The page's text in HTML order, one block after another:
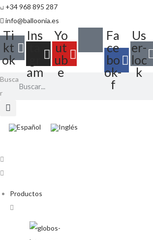
+34 968 895 287
info@balloonia.es
Ti
kt
ok
Ins
am
Yo
ut
ub
e
Fa
ce
bo
ok-
f
Us
er-
loc
k
Busca
r
Productos